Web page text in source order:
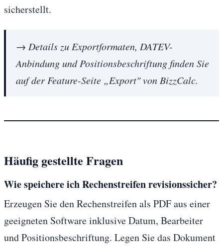
sicherstellt.
→ Details zu Exportformaten, DATEV-
Anbindung und Positionsbeschriftung finden Sie
auf der Feature-Seite „Export" von BizzCalc.
Häufig gestellte Fragen
Wie speichere ich Rechenstreifen revisionssicher?
Erzeugen Sie den Rechenstreifen als PDF aus einer
geeigneten Software inklusive Datum, Bearbeiter
und Positionsbeschriftung. Legen Sie das Dokument